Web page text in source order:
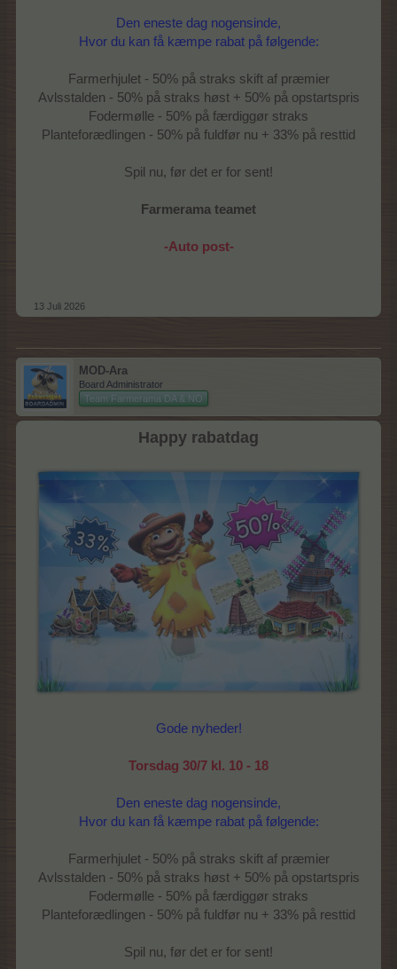
Den eneste dag nogensinde,
Hvor du kan få kæmpe rabat på følgende:
Farmerhjulet - 50% på straks skift af præmier
Avlsstalden - 50% på straks høst + 50% på opstartspris
Fodermølle - 50% på færdiggør straks
Planteforædlingen - 50% på fuldfør nu + 33% på resttid
Spil nu, før det er for sent!
Farmerama teamet
-Auto post-
13 Juli 2026
MOD-Ara
Board Administrator
Team Farmerama DA & NO
Happy rabatdag
Gode nyheder!
Torsdag 30/7 kl. 10 - 18
Den eneste dag nogensinde,
Hvor du kan få kæmpe rabat på følgende:
Farmerhjulet - 50% på straks skift af præmier
Avlsstalden - 50% på straks høst + 50% på opstartspris
Fodermølle - 50% på færdiggør straks
Planteforædlingen - 50% på fuldfør nu + 33% på resttid
Spil nu, før det er for sent!